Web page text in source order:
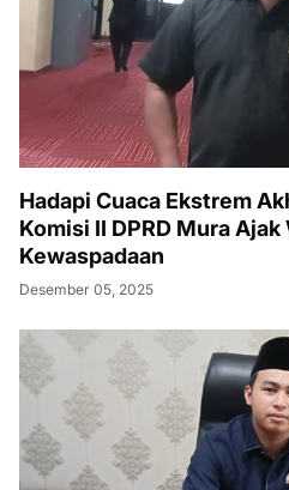
Hadapi Cuaca Ekstrem
Komisi II DPRD Mura
Kewaspadaan
Desember 05, 2025